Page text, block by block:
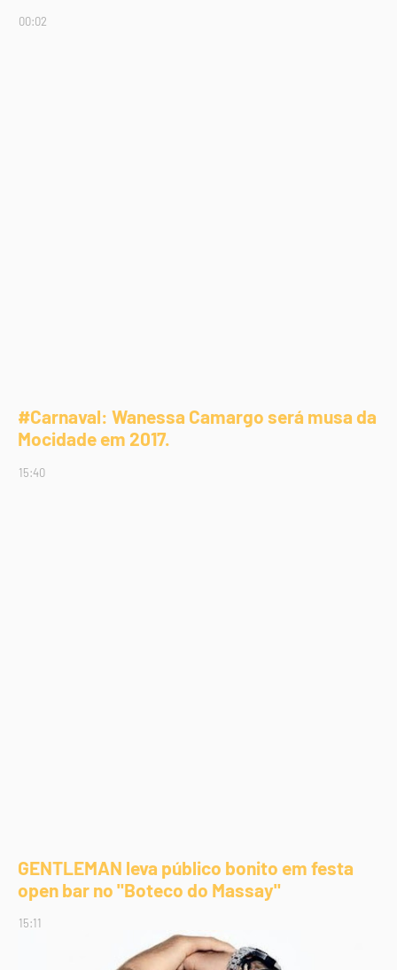
00:02
#Carnaval: Wanessa Camargo será musa da
Mocidade em 2017.
15:40
GENTLEMAN leva público bonito em festa
open bar no "Boteco do Massay"
15:11